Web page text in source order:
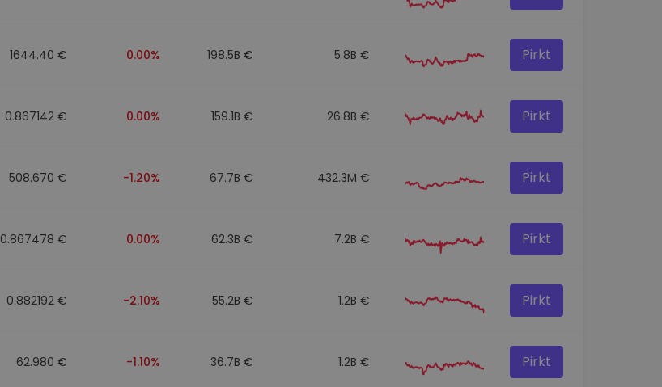
1644.40 € 0.00% 198.5B € 5.8B € Pirkt
0.867142 € 0.00% 159.1B € 26.8B € Pirkt
508.670 € -1.20% 67.7B € 432.3M € Pirkt
0.867478 € 0.00% 62.3B € 7.2B € Pirkt
0.882192 € -2.10% 55.2B € 1.2B € Pirkt
62.980 € -1.10% 36.7B € 1.2B € Pirkt